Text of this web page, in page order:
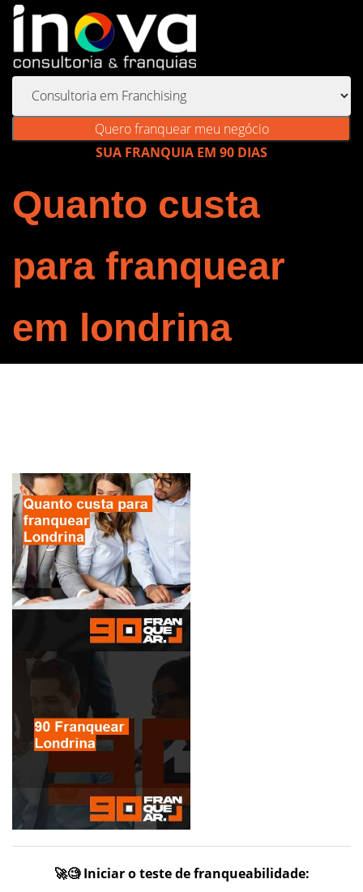
Quero franquear meu negócio
SUA FRANQUIA EM 90 DIAS
Quanto custa
para franquear
em londrina
🚀🧐 Iniciar o teste de franqueabilidade: